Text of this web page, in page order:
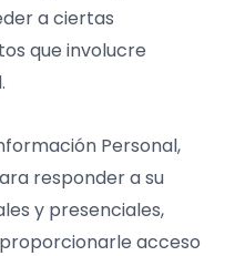
a ciertas
que involucre
Personal,
responder a su
y presenciales,
acceso